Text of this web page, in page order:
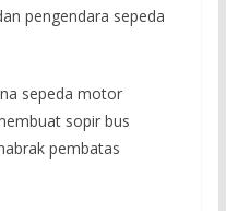
pengendara sepeda
sepeda motor
sopir bus
pembatas